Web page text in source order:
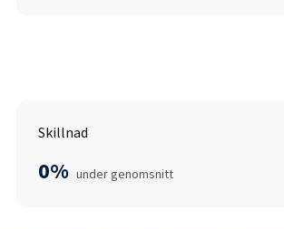
Skillnad
0% under genomsnitt